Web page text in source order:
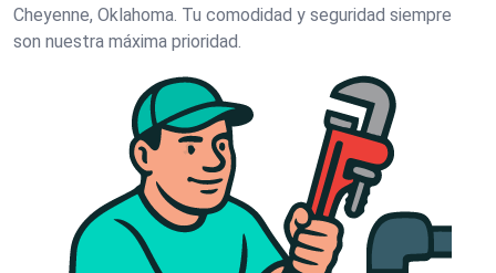
Cheyenne, Oklahoma. Tu comodidad y seguridad siempre
son nuestra máxima prioridad.